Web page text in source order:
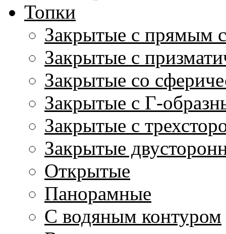
Топки
Закрытые с прямым
Закрытые с
Закрытые со
Закрытые с Г-
Закрытые с
Закрытые
Открытые
Панорамные
С водяным контуром